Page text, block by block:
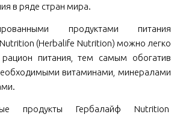
в ряде стран мира.
продуктами питания
(Herbalife Nutrition) можно легко
рацион питания, тем самым обогатив
витаминами, минералами
продукты Гербалайф Nutrition